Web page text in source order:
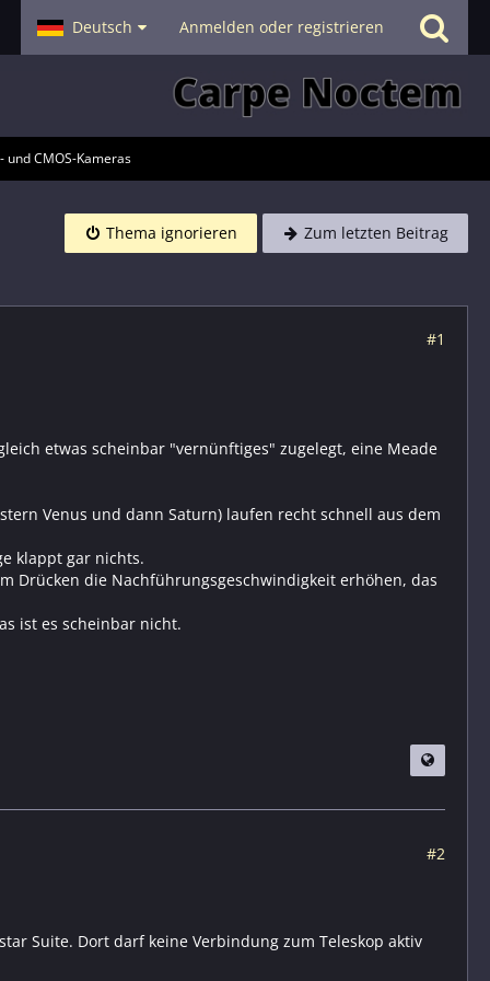
Hilfe
Deutsch Anmelden oder registrieren
und CMOS-Kameras
Thema ignorieren Zum letzten Beitrag
#1
etwas scheinbar "vernünftiges" zugelegt, eine Meade
Venus und dann Saturn) laufen recht schnell aus dem
klappt gar nichts.
Drücken die Nachführungsgeschwindigkeit erhöhen, das
ist es scheinbar nicht.
#2
Suite. Dort darf keine Verbindung zum Teleskop aktiv